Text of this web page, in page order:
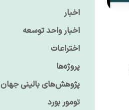
اخبار
اخبار واحد توسعه
اختراعات
پروژه‌ها
پژوهش‌های بالینی جهان
تومور بورد